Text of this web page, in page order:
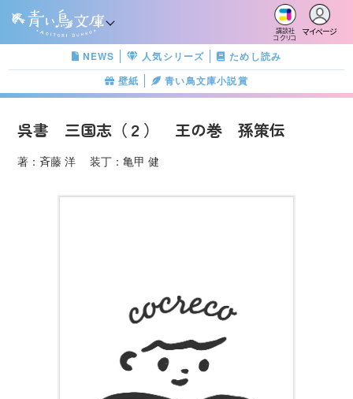
講談社
コクリコ
マイページ
NEWS 人気シリーズ
ためし読み
壁紙
青い鳥文庫小説賞
呉書 三国志（２） 王の巻 孫策伝
著：斉藤 洋 装丁：亀甲 健